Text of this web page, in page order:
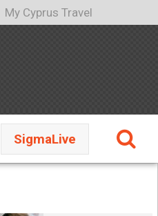
My Cyprus Travel
SigmaLive